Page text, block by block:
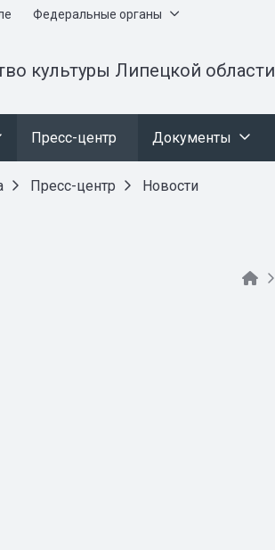
Федеральные органы
культуры Липецкой области
Пресс-центр Документы
Пресс-центр Новости